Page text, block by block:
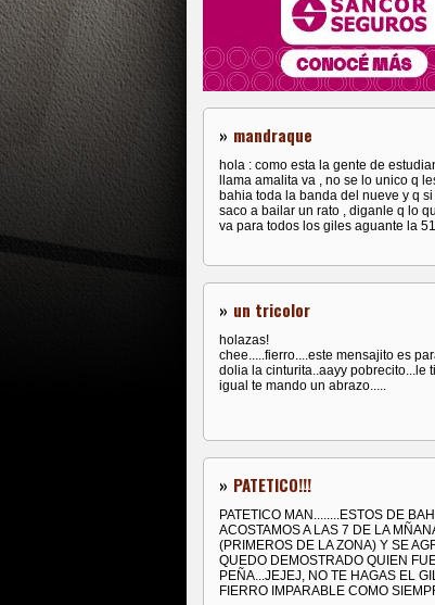
» mandraque
hola : como esta la gente de
llama amalita va , no se lo unico q
bahia toda la banda del nueve y q
saco a bailar un rato , diganle q lo
va para todos los giles aguante la
» un tricolor
holazas!
chee.....fierro....este mensajito es
dolia la cinturita..aayy pobrecito...le
igual te mando un abrazo.....
» PATETICO!!!
PATETICO MAN........ESTOS DE
ACOSTAMOS A LAS 7 DE LA
(PRIMEROS DE LA ZONA) Y SE
QUEDO DEMOSTRADO QUIEN
PEÑA...JEJEJ, NO TE HAGAS EL
FIERRO IMPARABLE COMO